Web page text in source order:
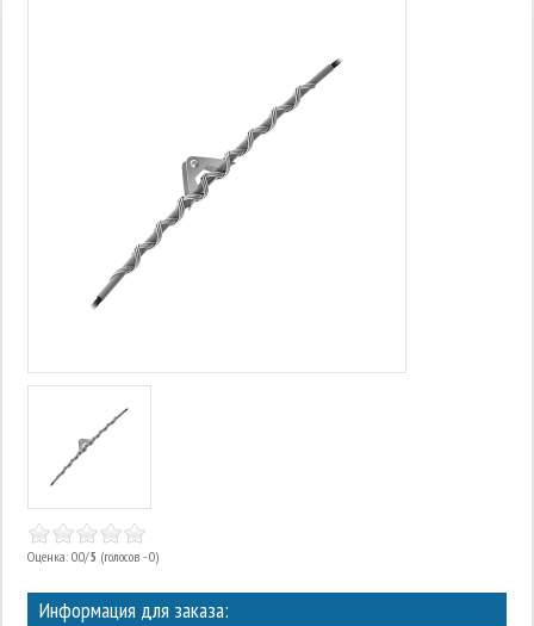
Оценка: 0.0/5 (голосов - 0)
Информация для заказа: